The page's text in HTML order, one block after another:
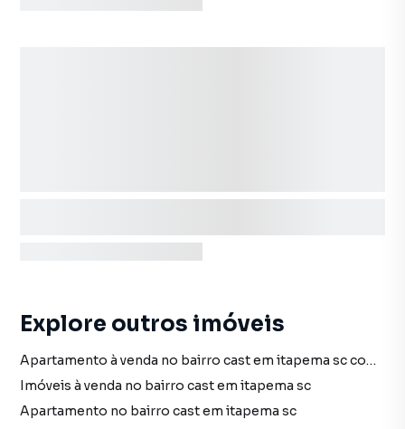
Explore outros imóveis
Apartamento à venda no bairro cast em itapema sc com 3 dormitórios
Imóveis à venda no bairro cast em itapema sc
Apartamento no bairro cast em itapema sc